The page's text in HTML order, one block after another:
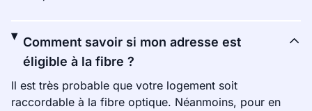
Comment savoir si mon adresse est
éligible à la fibre ?
Il est très probable que votre logement soit
raccordable à la fibre optique. Néanmoins, pour en